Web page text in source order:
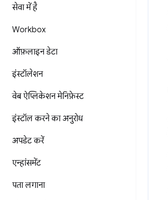
सेवा में है
Workbox
ऑफ़लाइन डेटा
इंस्टॉलेशन
वेब ऐप्लिकेशन मेनिफ़ेस्ट
इंस्टॉल करने का अनुरोध
अपडेट करें
एन्‍हांसमेंट
पता लगाना